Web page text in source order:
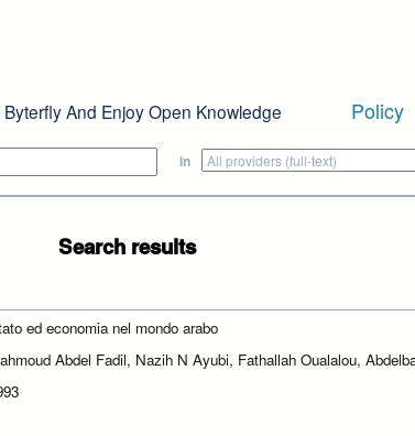
And Enjoy Open Knowledge Policy
in
Search results
ed economia nel mondo arabo
Abdel Fadil, Nazih N Ayubi, Fathallah Oualalou,